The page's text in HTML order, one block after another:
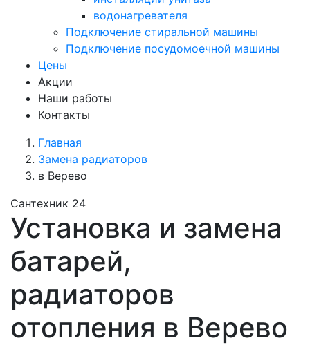
водонагревателя
Подключение стиральной машины
Подключение посудомоечной машины
Цены
Акции
Наши работы
Контакты
Главная
Замена радиаторов
в Верево
Сантехник 24
Установка и замена
батарей,
радиаторов
отопления в Верево